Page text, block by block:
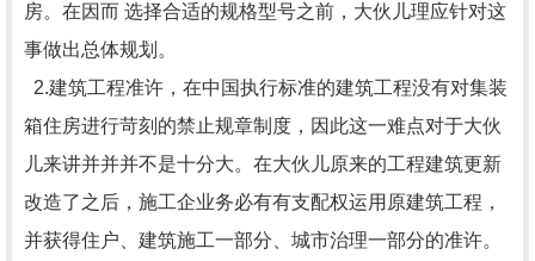
房。在因而 选择合适的规格型号之前，大伙儿理应针对这
事做出总体规划。
2.建筑工程准许，在中国执行标准的建筑工程没有对集装
箱住房进行苛刻的禁止规章制度，因此这一难点对于大伙
儿来讲并并并不是十分大。在大伙儿原来的工程建筑更新
改造了之后，施工企业务必有有支配权运用原建筑工程，
并获得住户、建筑施工一部分、城市治理一部分的准许。